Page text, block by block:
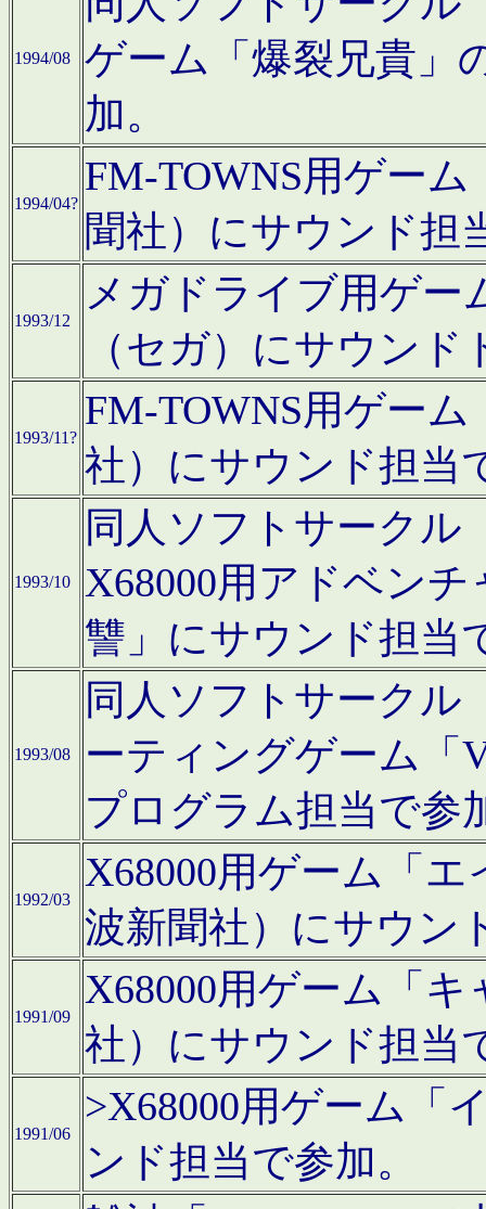
1994/08
ゲーム「爆裂兄貴」
加。
1994/04?
FM-TOWNS用ゲー
聞社）にサウンド担
1993/12
メガドライブ用ゲー
（セガ）にサウン
1993/11?
FM-TOWNS用ゲー
社）にサウンド担当
1993/10
同人ソフトサークル
X68000用アドベン
讐」にサウンド担当
1993/08
同人ソフトサークル
ーティングゲーム「
プログラム担当で参
1992/03
X68000用ゲーム「
波新聞社）にサウン
1991/09
X68000用ゲーム「
社）にサウンド担当
1991/06
>X68000用ゲーム「
ンド担当で参加。